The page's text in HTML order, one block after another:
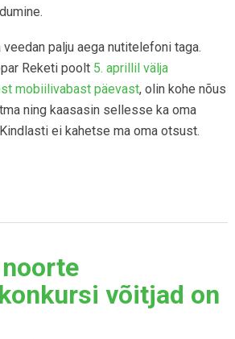
veedan palju aega nutitelefoni taga.
Reketi poolt 5. aprillil välja
mobiilivabast päevast, olin kohe nõus
ning kaasasin sellesse ka oma
ei kahetse ma oma otsust.
võitjad on